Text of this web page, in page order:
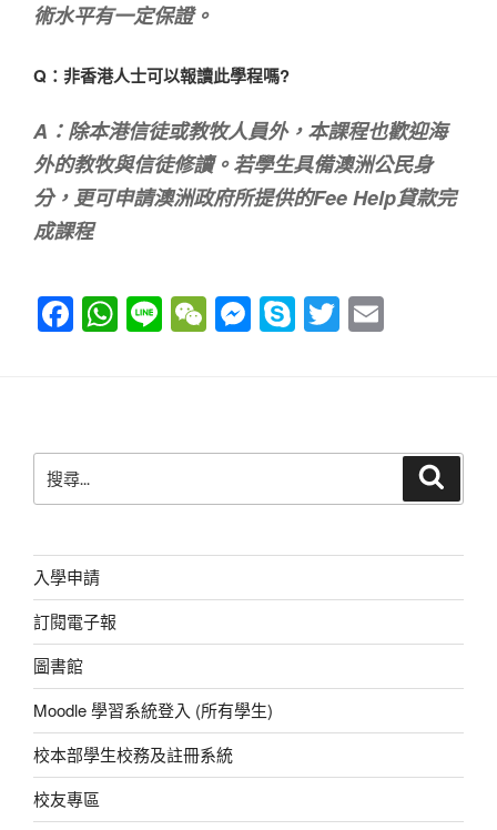
術水平有一定保證。
Q：非香港人士可以報讀此學程嗎?
A：除本港信徒或教牧人員外，本課程也歡迎海
外的教牧與信徒修讀。若學生具備澳洲公民身
分，更可申請澳洲政府所提供的Fee Help貸款完
成課程
F
a
b
o
k
W
h
A
p
Li
n
W
e
at
M
e
n
g
S
ky
T
wi
尋
字:
入學申請
訂閱電子報
圖書館
Moodle 學習系統登入 (所有學生)
校本部學生校務及註冊系統
校友專區